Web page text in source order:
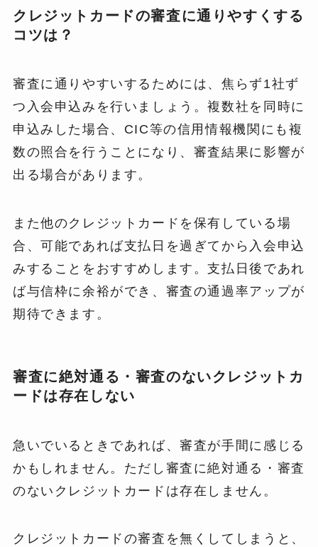
クレジットカードの審査に通りやすくする
コツは？
審査に通りやすいするためには、焦らず1社ず
つ入会申込みを行いましょう。複数社を同時に
申込みした場合、CIC等の信用情報機関にも複
数の照合を行うことになり、審査結果に影響が
出る場合があります。
また他のクレジットカードを保有している場
合、可能であれば支払日を過ぎてから入会申込
みすることをおすすめします。支払日後であれ
ば与信枠に余裕ができ、審査の通過率アップが
期待できます。
審査に絶対通る・審査のないクレジットカ
ードは存在しない
急いでいるときであれば、審査が手間に感じる
かもしれません。ただし審査に絶対通る・審査
のないクレジットカードは存在しません。
クレジットカードの審査を無くしてしまうと、